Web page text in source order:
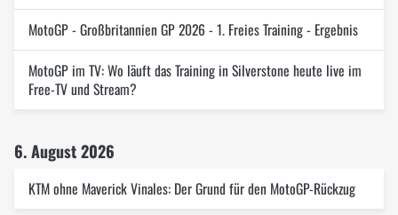
MotoGP - Großbritannien GP 2026 - 1. Freies Training - Ergebnis
MotoGP im TV: Wo läuft das Training in Silverstone heute live im
Free-TV und Stream?
6. August 2026
KTM ohne Maverick Vinales: Der Grund für den MotoGP-Rückzug